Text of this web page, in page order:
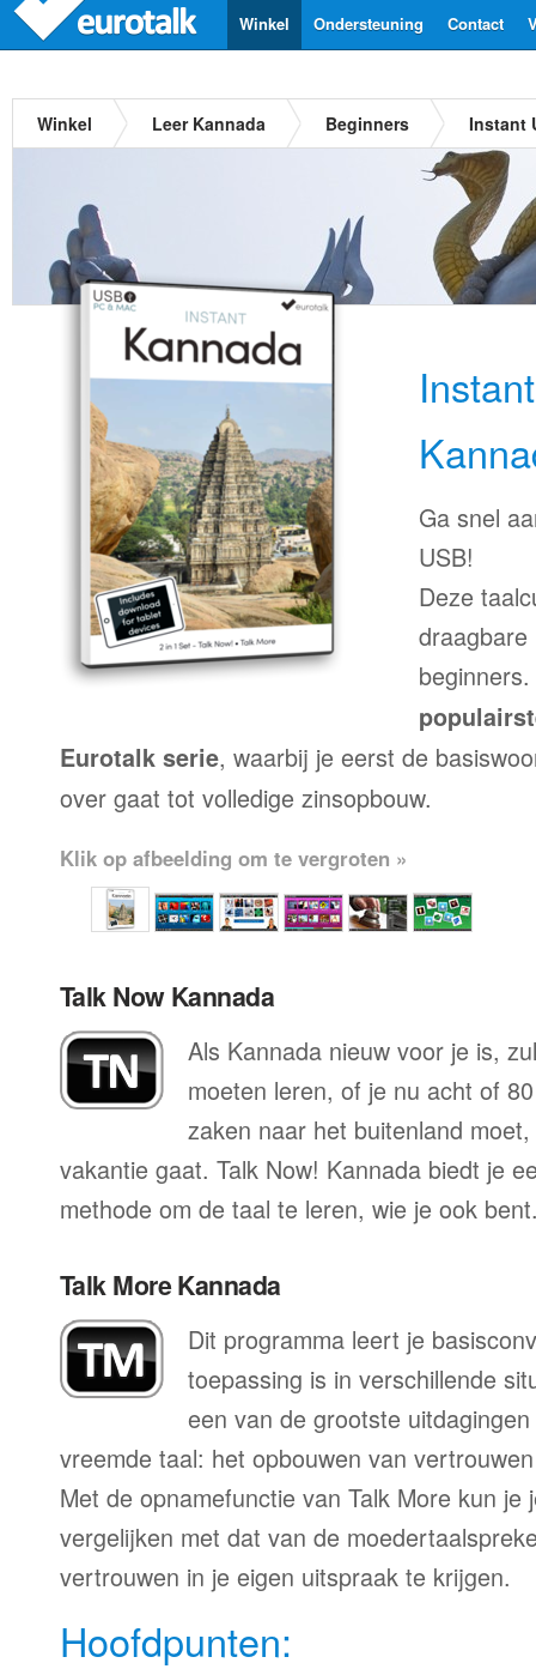
Contact
Ondersteuning
Winkel
Winkel Leer Kannada Beginners Instant
Ga snel
USB!
Deze
draagbare
Eurotalk serie, waarbij je eerst de
over gaat tot volledige zinsopbouw.
Klik op afbeelding om te vergroten »
Talk Now Kannada
Als Kannada nieuw voor je is,
moeten leren, of je nu acht of
zaken naar het buitenland
vakantie gaat. Talk Now! Kannada biedt je
methode om de taal te leren, wie je ook
Talk More Kannada
Dit programma leert je
toepassing is in verschillende
een van de grootste
vreemde taal: het opbouwen van
Met de opnamefunctie van Talk More kun je
vergelijken met dat van de
vertrouwen in je eigen uitspraak te krijgen.
Hoofdpunten: